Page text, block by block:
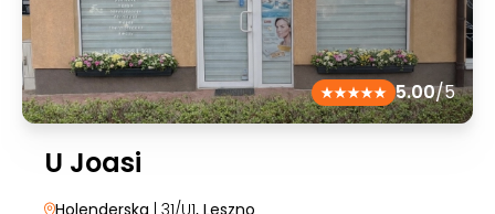
5.00/5
U Joasi
Holenderska | 31/U1, Leszno